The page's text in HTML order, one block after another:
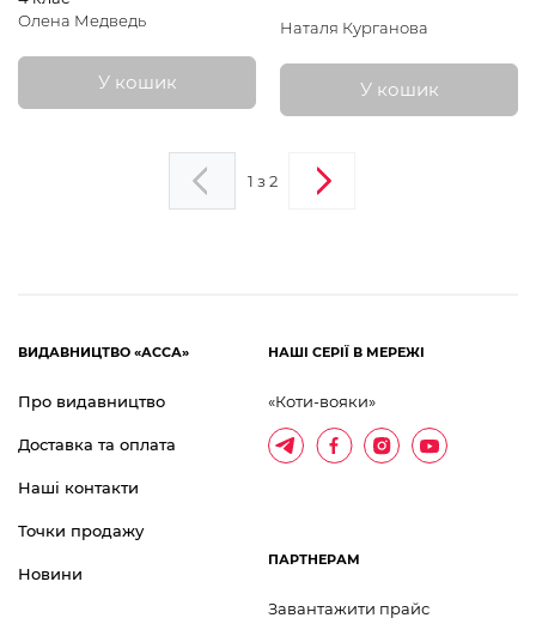
Олена Медведь
У кошик
Наталя Курганова
У кошик
1 з 2
ВИДАВНИЦТВО «АССА»
Про видавництво
Доставка та оплата
Наші контакти
Точки продажу
Новини
НАШІ СЕРІЇ В МЕРЕЖІ
«Коти-вояки»
ПАРТНЕРАМ
Завантажити прайс